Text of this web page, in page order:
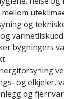
mellom
og
bygningers
og elkjeler,
og